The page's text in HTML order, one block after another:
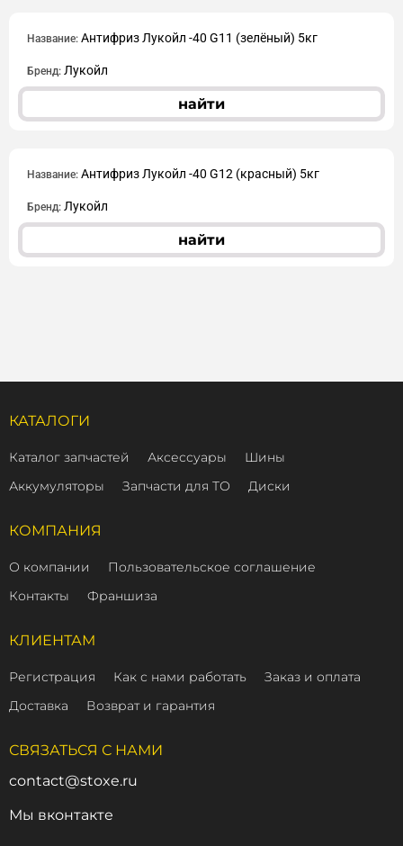
Название: Антифриз Лукойл -40 G11 (зелёный) 5кг
Бренд: Лукойл
найти
Название: Антифриз Лукойл -40 G12 (красный) 5кг
Бренд: Лукойл
найти
КАТАЛОГИ
Каталог запчастей Аксессуары
Шины
Аккумуляторы
Запчасти для ТО Диски
КОМПАНИЯ
О компании
Пользовательское соглашение
Контакты
Франшиза
КЛИЕНТАМ
Регистрация Как с нами работать
Заказ и оплата
Доставка
Возврат и гарантия
СВЯЗАТЬСЯ С НАМИ
contact@stoxe.ru
Мы вконтакте